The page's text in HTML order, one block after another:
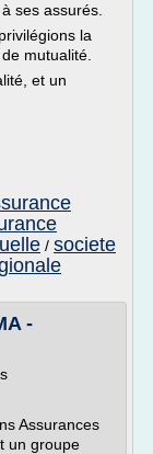
ses assurés.
la
mutualité.
et un
/ societe
-
Assurances
un groupe